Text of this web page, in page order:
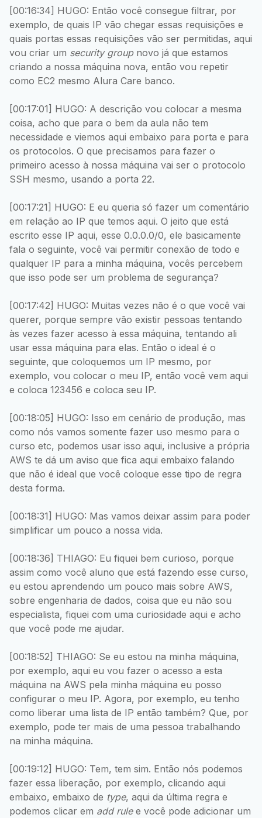
[00:16:34] HUGO: Então você consegue filtrar, por
exemplo, de quais IP vão chegar essas requisições e
quais portas essas requisições vão ser permitidas, aqui
vou criar um security groupnovo já que estamos
criando a nossa máquina nova, então vou repetir
como EC2 mesmo Alura Care banco.
[00:17:01] HUGO: A descrição vou colocar a mesma
coisa, acho que para o bem da aula não tem
necessidade e viemos aqui embaixo para porta e para
os protocolos. O que precisamos para fazer o
primeiro acesso à nossa máquina vai ser o protocolo
SSH mesmo, usando a porta 22.
[00:17:21] HUGO: E eu queria só fazer um comentário
em relação ao IP que temos aqui. O jeito que está
escrito esse IP aqui, esse 0.0.0.0/0, ele basicamente
fala o seguinte, você vai permitir conexão de todo e
qualquer IP para a minha máquina, vocês percebem
que isso pode ser um problema de segurança?
[00:17:42] HUGO: Muitas vezes não é o que você vai
querer, porque sempre vão existir pessoas tentando
às vezes fazer acesso à essa máquina, tentando ali
usar essa máquina para elas. Então o ideal é o
seguinte, que coloquemos um IP mesmo, por
exemplo, vou colocar o meu IP, então você vem aqui
e coloca 123456 e coloca seu IP.
[00:18:05] HUGO: Isso em cenário de produção, mas
como nós vamos somente fazer uso mesmo para o
curso etc, podemos usar isso aqui, inclusive a própria
AWS te dá um aviso que fica aqui embaixo falando
que não é ideal que você coloque esse tipo de regra
desta forma.
[00:18:31] HUGO: Mas vamos deixar assim para poder
simplificar um pouco a nossa vida.
[00:18:36] THIAGO: Eu fiquei bem curioso, porque
assim como você aluno que está fazendo esse curso,
eu estou aprendendo um pouco mais sobre AWS,
sobre engenharia de dados, coisa que eu não sou
especialista, fiquei com uma curiosidade aqui e acho
que você pode me ajudar.
[00:18:52] THIAGO: Se eu estou na minha máquina,
por exemplo, aqui eu vou fazer o acesso a esta
máquina na AWS pela minha máquina eu posso
configurar o meu IP. Agora, por exemplo, eu tenho
como liberar uma lista de IP então também? Que, por
exemplo, pode ter mais de uma pessoa trabalhando
na minha máquina.
[00:19:12] HUGO: Tem, tem sim. Então nós podemos
fazer essa liberação, por exemplo, clicando aqui
embaixo, embaixo de type, aqui da última regra e
podemos clicar em add rulee você pode adicionar um